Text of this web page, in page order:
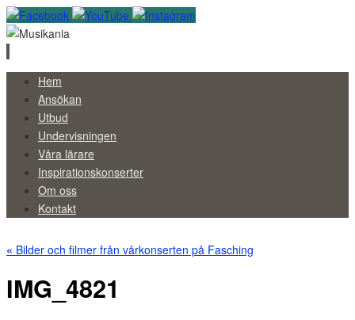
Skip
content
Hem
Ansökan
Utbud
Undervisningen
Våra lärare
Inspirationskonserter
Om oss
Kontakt
« Bilder och filmer från vårkonserten på Fasching
IMG_4821